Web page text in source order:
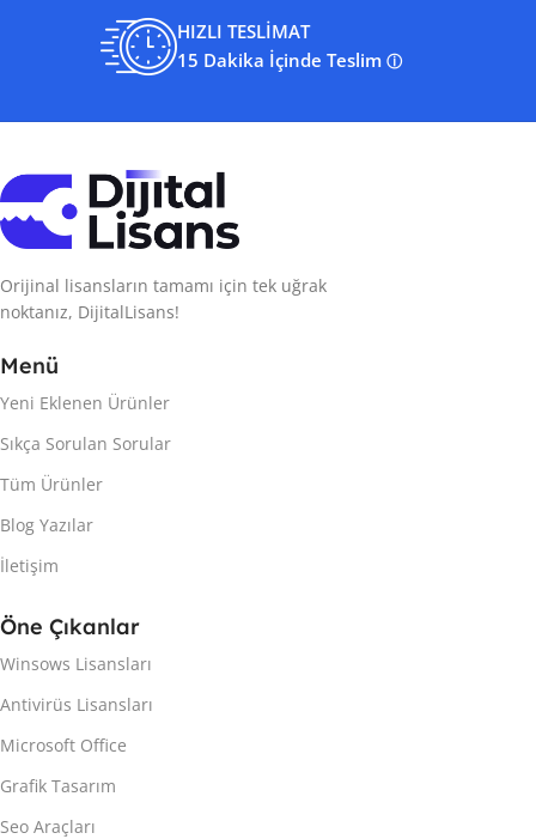
HIZLI TESLİMAT
15 Dakika İçinde Teslim ⓘ
Orijinal lisansların tamamı için tek uğrak
noktanız, DijitalLisans!
Menü
Yeni Eklenen Ürünler
Sıkça Sorulan Sorular
Tüm Ürünler
Blog Yazılar
İletişim
Öne Çıkanlar
Winsows Lisansları
Antivirüs Lisansları
Microsoft Office
Grafik Tasarım
Seo Araçları